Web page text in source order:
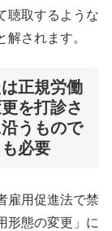
聴取するような
されます。
正規労働
を打診さ
うもので
必要
雇用促進法で禁
形態の変更」に